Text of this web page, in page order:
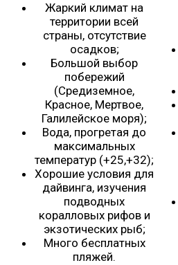
Жаркий климат на
территории всей
страны, отсутствие
осадков;
Большой выбор
побережий
(Средиземное,
Красное, Мертвое,
Галилейское моря);
Вода, прогретая до
максимальных
температур (+25,+32);
Хорошие условия для
дайвинга, изучения
подводных
коралловых рифов и
экзотических рыб;
Много бесплатных
пляжей.